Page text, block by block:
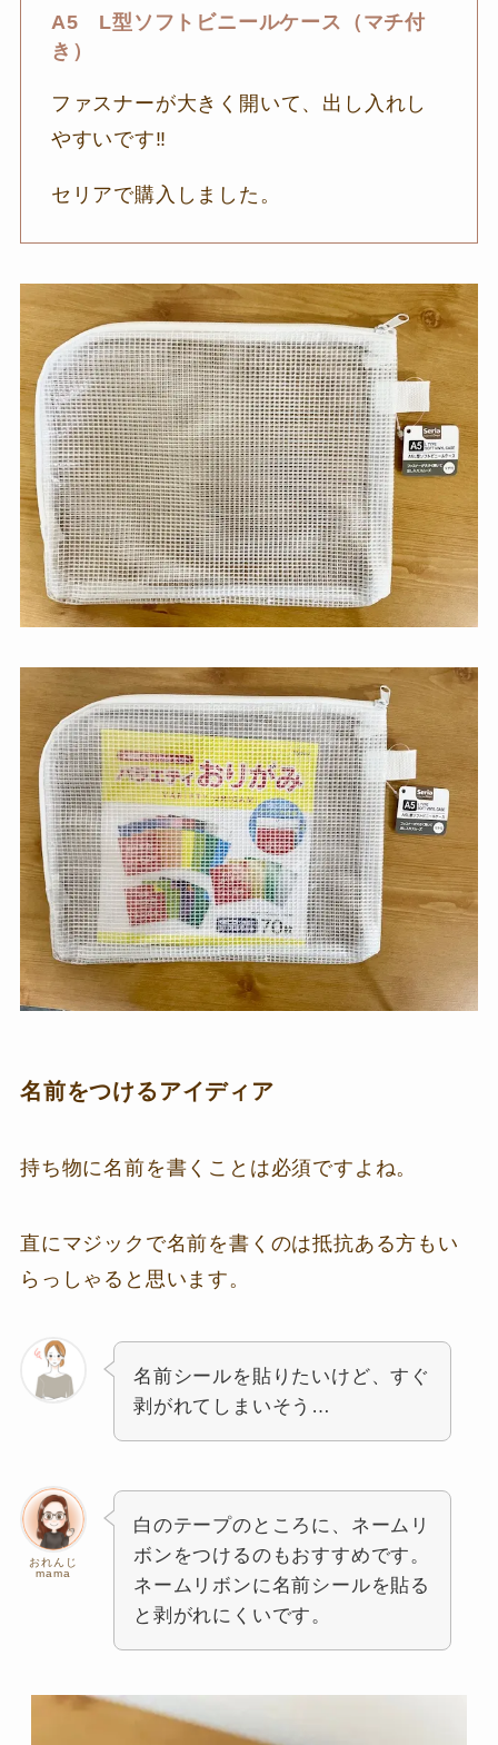
A5 L型ソフトビニールケース（マチ付
き）
ファスナーが大きく開いて、出し入れし
やすいです‼
セリアで購入しました。
名前をつけるアイディア
持ち物に名前を書くことは必須ですよね。
直にマジックで名前を書くのは抵抗ある方もい
らっしゃると思います。
名前シールを貼りたいけど、すぐ
剥がれてしまいそう…
おれんじ
mama
白のテープのところに、ネームリ
ボンをつけるのもおすすめです。
ネームリボンに名前シールを貼る
と剥がれにくいです。